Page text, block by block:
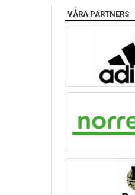
VÅRA PARTNERS